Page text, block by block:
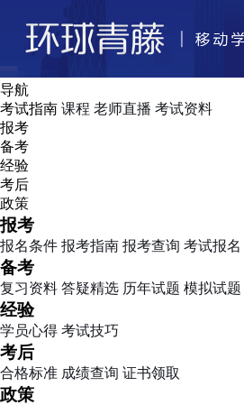
导航
考试指南 课程 老师直播 考试资料
报考
备考
经验
考后
政策
报考
报名条件 报考指南 报考查询 考试报名
备考
复习资料 答疑精选 历年试题 模拟试题
经验
学员心得 考试技巧
考后
合格标准 成绩查询 证书领取
政策